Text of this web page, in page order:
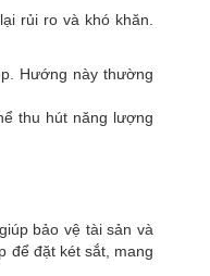
rủi ro và khó khăn.
Hướng này thường
thu hút năng lượng
bảo vệ tài sản và
để đặt két sắt, mang